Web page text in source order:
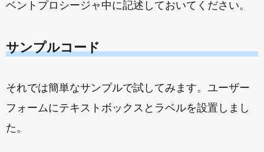
ベントプロシージャ中に記述しておいてください。
サンプルコード
それでは簡単なサンプルで試してみます。ユーザー
フォームにテキストボックスとラベルを設置しまし
た。